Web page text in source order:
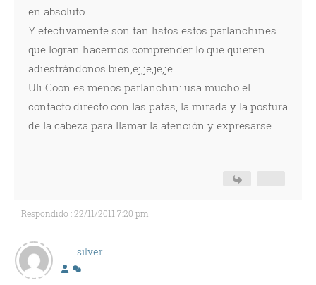
en absoluto.
Y efectivamente son tan listos estos parlanchines
que logran hacernos comprender lo que quieren
adiestrándonos bien,ej,je,je,je!
Uli Coon es menos parlanchin: usa mucho el
contacto directo con las patas, la mirada y la postura
de la cabeza para llamar la atención y expresarse.
Respondido : 22/11/2011 7:20 pm
silver